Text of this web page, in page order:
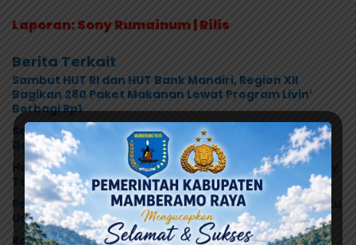
Laporan: Sony Rumainum | Rilis
Berita Terkait
Sambut HUT RI dan HUT Bank Mandiri, Region XII
Bagikan 280 Paket Makanan Lewat Program Livin’
Berbagi Rp1
Sambut HUT ke-28, Bank Mandiri Region XII Gelar
Donor Darah Libatkan 280 Pendonor di Jayapura
Hadiri Peresmian Menara Lonceng GKI Kanaan, Tonny
Tesar: Gereja Perekat Persaudaraan di Papua
Pemkab Jayapura Genjot UMKM Naik Kelas, 100 Pelaku
Usaha Pangan Dibekali Standar Keamanan Produk
Robby Rumansara: Digitalisasi Keuangan Jadi Kunci